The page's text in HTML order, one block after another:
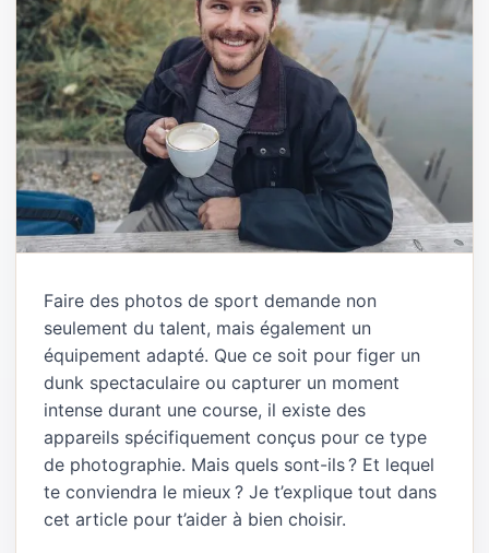
Faire des photos de sport demande non
seulement du talent, mais également un
équipement adapté. Que ce soit pour figer un
dunk spectaculaire ou capturer un moment
intense durant une course, il existe des
appareils spécifiquement conçus pour ce type
de photographie. Mais quels sont-ils ? Et lequel
te conviendra le mieux ? Je t’explique tout dans
cet article pour t’aider à bien choisir.